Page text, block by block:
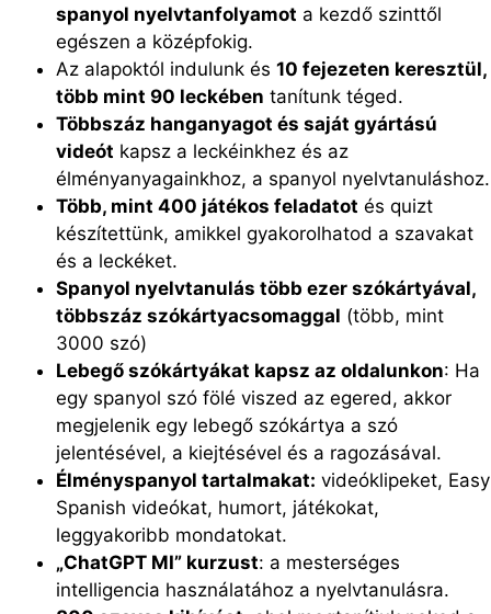
spanyol nyelvtanfolyamot a kezdő szinttől
egészen a középfokig.
Az alapoktól indulunk és 10 fejezeten keresztül,
több mint 90 leckében tanítunk téged.
Többszáz hanganyagot és saját gyártású
videót kapsz a leckéinkhez és az
élményanyagainkhoz, a spanyol nyelvtanuláshoz.
Több, mint 400 játékos feladatot és quizt
készítettünk, amikkel gyakorolhatod a szavakat
és a leckéket.
Spanyol nyelvtanulás több ezer szókártyával,
többszáz szókártyacsomaggal (több, mint
3000 szó)
Lebegő szókártyákat kapsz az oldalunkon: Ha
egy spanyol szó fölé viszed az egered, akkor
megjelenik egy lebegő szókártya a szó
jelentésével, a kiejtésével és a ragozásával.
Élményspanyol tartalmakat: videóklipeket, Easy
Spanish videókat, humort, játékokat,
leggyakoribb mondatokat.
„ChatGPT MI” kurzust: a mesterséges
intelligencia használatához a nyelvtanulásra.